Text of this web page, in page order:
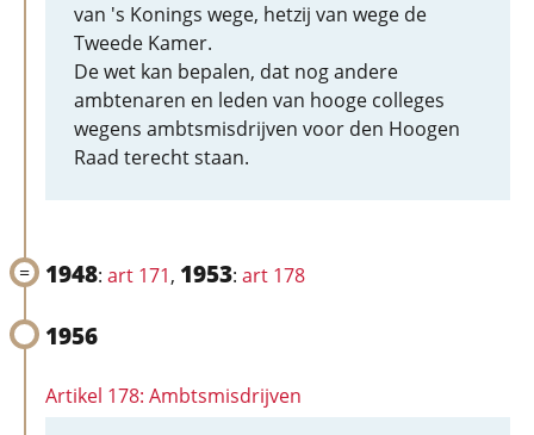
van 's Konings wege, hetzij van wege de
Tweede Kamer.
De wet kan bepalen, dat nog andere
ambtenaren en leden van hooge colleges
wegens ambtsmisdrijven voor den Hoogen
Raad terecht staan.
1948: art 171, 1953: art 178
1956
Artikel 178: Ambtsmisdrijven